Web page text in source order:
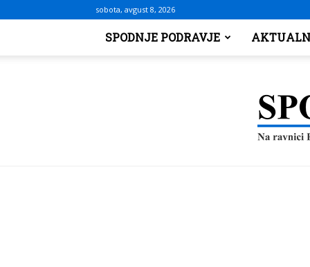
sobota, avgust 8, 2026
SPODNJE PODRAVJE